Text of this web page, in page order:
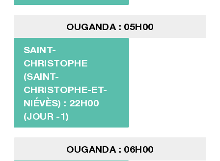
OUGANDA : 05H00
SAINT-
CHRISTOPHE
(SAINT-
CHRISTOPHE-ET-
NIÉVÈS) : 22H00
(JOUR -1)
OUGANDA : 06H00